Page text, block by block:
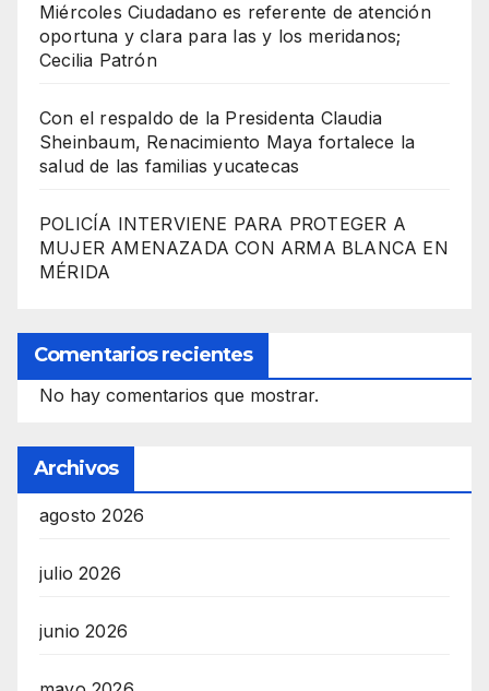
Miércoles Ciudadano es referente de atención
oportuna y clara para las y los meridanos;
Cecilia Patrón
Con el respaldo de la Presidenta Claudia
Sheinbaum, Renacimiento Maya fortalece la
salud de las familias yucatecas
POLICÍA INTERVIENE PARA PROTEGER A
MUJER AMENAZADA CON ARMA BLANCA EN
MÉRIDA
Comentarios recientes
No hay comentarios que mostrar.
Archivos
agosto 2026
julio 2026
junio 2026